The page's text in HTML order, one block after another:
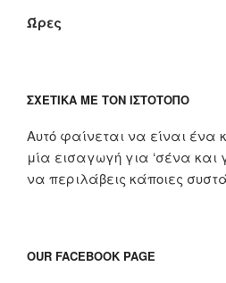
Ώρες
ΣΧΕΤΙΚΆ ΜΕ ΤΟΝ ΙΣΤΌΤΟΠΟ
Αυτό φαίνεται να είναι ένα
μία εισαγωγή για ‘σένα και
να περιλάβεις κάποιες
OUR FACEBOOK PAGE